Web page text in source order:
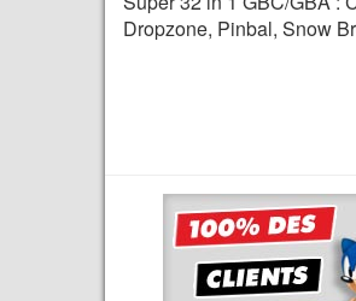
Dropzone, Pinbal, Snow